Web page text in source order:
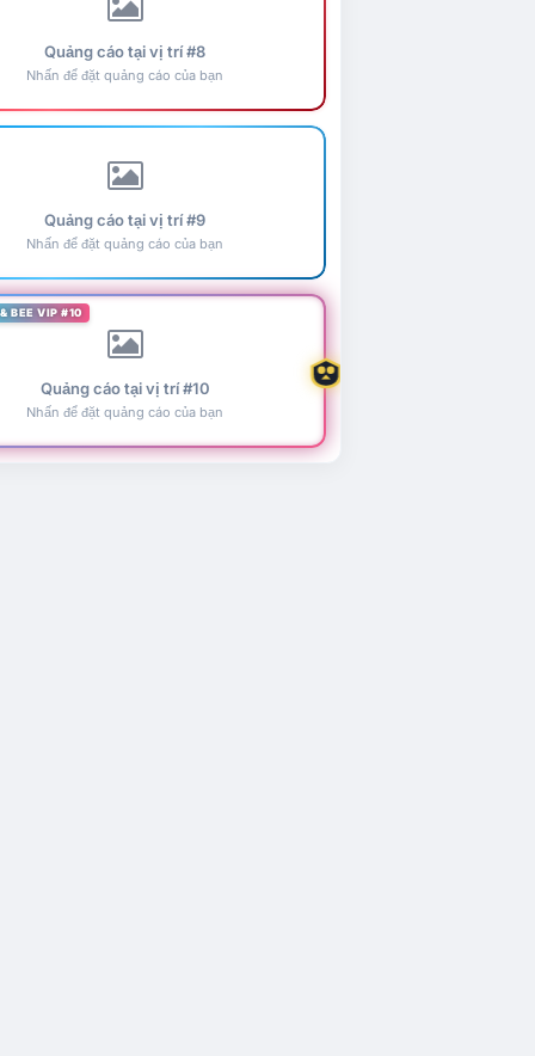
Quảng cáo tại vị trí #8
Nhấn để đặt quảng cáo của bạn
Quảng cáo tại vị trí #9
Nhấn để đặt quảng cáo của bạn
BEE VIP #10
Quảng cáo tại vị trí #10
Nhấn để đặt quảng cáo của bạn